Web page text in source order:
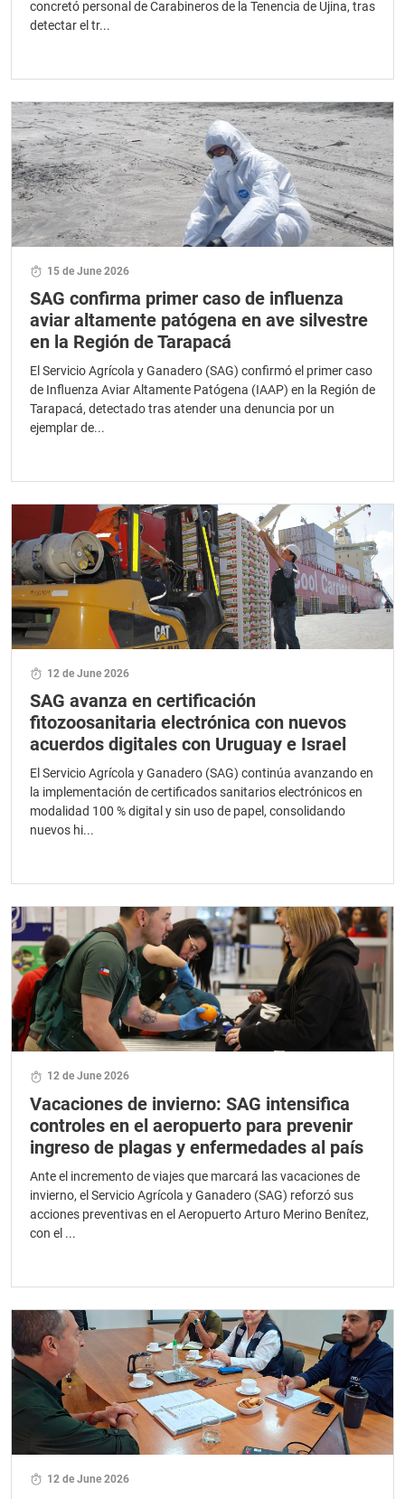
concretó personal de Carabineros de la Tenencia de Ujina, tras
detectar el tr...
15 de June 2026
SAG confirma primer caso de influenza
aviar altamente patógena en ave silvestre
en la Región de Tarapacá
El Servicio Agrícola y Ganadero (SAG) confirmó el primer caso
de Influenza Aviar Altamente Patógena (IAAP) en la Región de
Tarapacá, detectado tras atender una denuncia por un
ejemplar de...
12 de June 2026
SAG avanza en certificación
fitozoosanitaria electrónica con nuevos
acuerdos digitales con Uruguay e Israel
El Servicio Agrícola y Ganadero (SAG) continúa avanzando en
la implementación de certificados sanitarios electrónicos en
modalidad 100 % digital y sin uso de papel, consolidando
nuevos hi...
12 de June 2026
Vacaciones de invierno: SAG intensifica
controles en el aeropuerto para prevenir
ingreso de plagas y enfermedades al país
Ante el incremento de viajes que marcará las vacaciones de
invierno, el Servicio Agrícola y Ganadero (SAG) reforzó sus
acciones preventivas en el Aeropuerto Arturo Merino Benítez,
con el ...
12 de June 2026